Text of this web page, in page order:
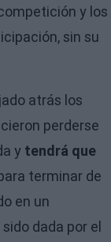
y los
sin su
atrás los
perderse
y tendrá que
terminar de
en un
dada por el